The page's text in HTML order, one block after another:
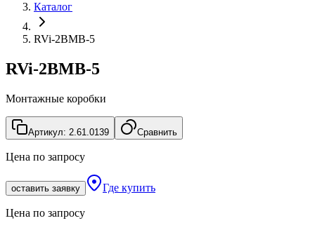
Каталог
RVi-2BMB-5
RVi-2BMB-5
Монтажные коробки
Артикул: 2.61.0139 Сравнить
Цена по запросу
оставить заявку Где купить
Цена по запросу